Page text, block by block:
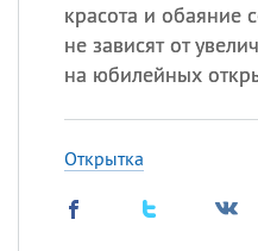
красота и обаяние
не зависят от
на юбилейных
Открытка